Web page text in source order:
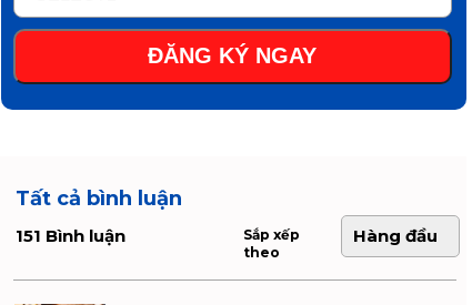
ĐĂNG KÝ NGAY
Tất cả bình luận
151 Bình luận
Sắp xếp
theo
Hàng đầu